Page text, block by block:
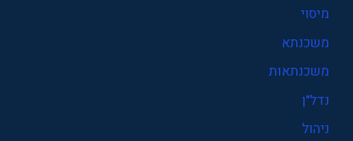
מיסוי
משכנתא
משכנתאות
נדל"ן
ניהול